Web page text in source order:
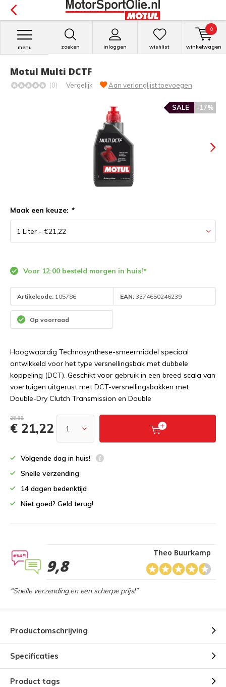
zoeken inloggen
menu wishlist winkelwagen
0
Motul Multi DCTF
(0) Vergelijk Aan verlanglijst toevoegen
-17%
SALE
Maak een keuze: *
Voor 12:00 besteld morgen in huis!*
Artikelcode: 105786 EAN: 3374650246239
Op voorraad
Hoogwaardig Technosynthese-smeermiddel speciaal
ontwikkeld voor het type versnellingsbak met dubbele
koppeling (DCT). Geschikt voor gebruik in een breed scala van
voertuigen uitgerust met DCT-versnellingsbakken met
Double-Dry Clutch Transmission en Double
25,68
€ 21,22
Volgende dag in huis!
Snelle verzending
14 dagen bedenktijd
Niet goed? Geld terug!
9,8
Theo Buurkamp
“Snelle verzending en een scherpe prijs!”
Productomschrijving
Specificaties
Product tags